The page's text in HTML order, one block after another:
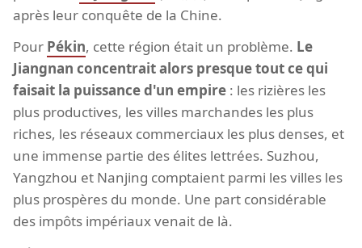
après leur conquête de la Chine.
Pour Pékin, cette région était un problème. Le
Jiangnan concentrait alors presque tout ce qui
faisait la puissance d'un empire : les rizières les
plus productives, les villes marchandes les plus
riches, les réseaux commerciaux les plus denses, et
une immense partie des élites lettrées. Suzhou,
Yangzhou et Nanjing comptaient parmi les villes les
plus prospères du monde. Une part considérable
des impôts impériaux venait de là.